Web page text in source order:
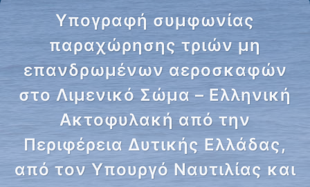
Υπογραφή συμφωνίας
παραχώρησης τριών μη
επανδρωμένων αεροσκαφών
στο Λιμενικό Σώμα – Ελληνική
Ακτοφυλακή από την
Περιφέρεια Δυτικής Ελλάδας,
από τον Υπουργό Ναυτιλίας και